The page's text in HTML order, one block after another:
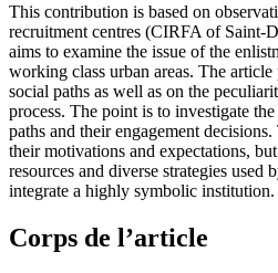
This contribution is based on
recruitment centres (CIRFA of Saint-
aims to examine the issue of the
working class urban areas. The
social paths as well as on the
process. The point is to investigate
paths and their engagement
their motivations and expectations,
resources and diverse strategies used
integrate a highly symbolic institution.
Corps de l’article